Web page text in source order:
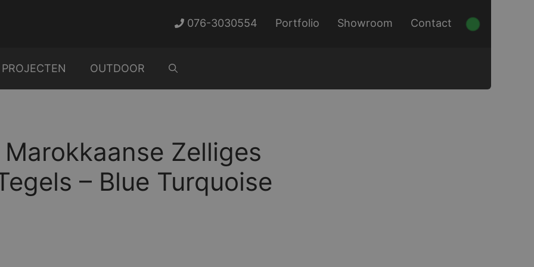
076-3030554 Portfolio Showroom Contact
PROJECTEN OUTDOOR
Marokkaanse Zelliges
– Blue Turquoise